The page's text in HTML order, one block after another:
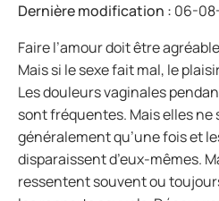
Dernière modification : 06-
Faire l’amour doit être
Mais si le sexe fait mal, le
Les douleurs vaginales
sont fréquentes. Mais elles ne
généralement qu’une fois et
disparaissent d’eux-mêmes.
ressentent souvent ou